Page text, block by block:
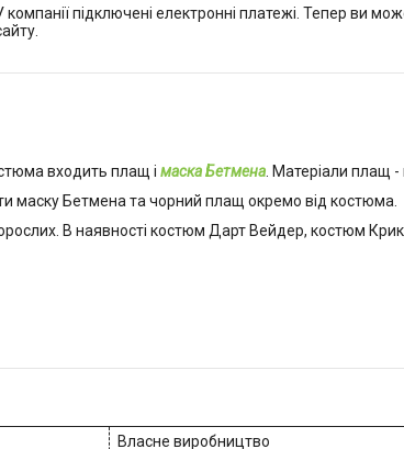
компанії підключені електронні платежі. Тепер ви
входить плащ і маска Бетмена. Матеріали плащ -
маску Бетмена та чорний плащ окремо від костюма.
В наявності костюм Дарт Вейдер, костюм
Власне виробництво